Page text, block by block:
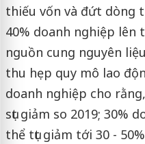
thiếu vốn và đứt dòng
40% doanh nghiệp lên
nguồn cung nguyên
thu hẹp quy mô lao
doanh nghiệp cho
sụt giảm so 2019; 30%
thể tụt giảm tới 30 -